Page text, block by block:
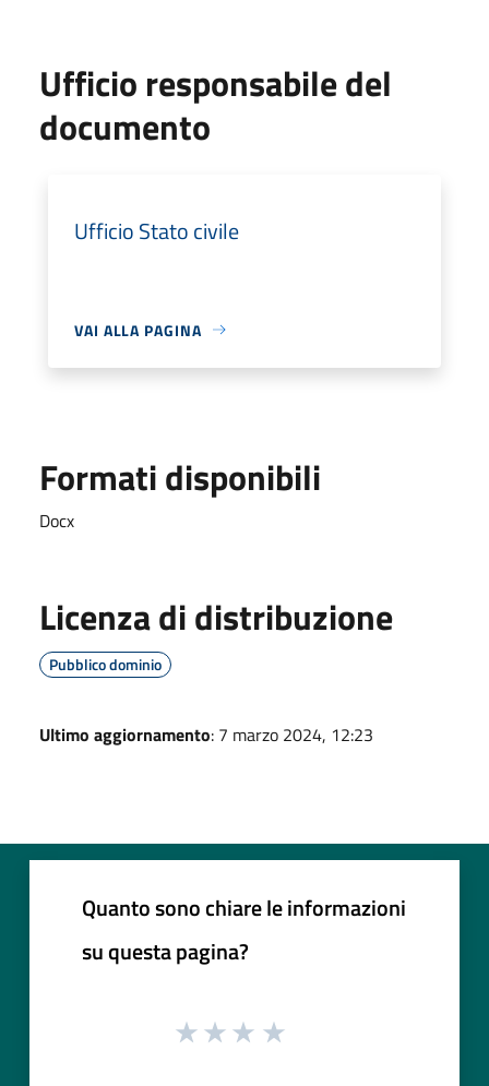
Ufficio responsabile del
documento
Ufficio Stato civile
VAI ALLA PAGINA
Formati disponibili
Docx
Licenza di distribuzione
Pubblico dominio
Ultimo aggiornamento: 7 marzo 2024, 12:23
Quanto sono chiare le informazioni
su questa pagina?